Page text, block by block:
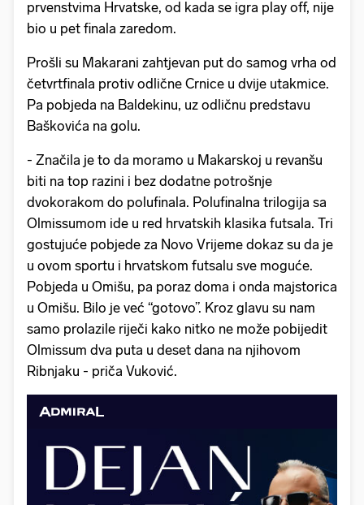
prvenstvima Hrvatske, od kada se igra play off, nije
bio u pet finala zaredom.
Prošli su Makarani zahtjevan put do samog vrha od
četvrtfinala protiv odlične Crnice u dvije utakmice.
Pa pobjeda na Baldekinu, uz odličnu predstavu
Baškovića na golu.
- Značila je to da moramo u Makarskoj u revanšu
biti na top razini i bez dodatne potrošnje
dvokorakom do polufinala. Polufinalna trilogija sa
Olmissumom ide u red hrvatskih klasika futsala. Tri
gostujuće pobjede za Novo Vrijeme dokaz su da je
u ovom sportu i hrvatskom futsalu sve moguće.
Pobjeda u Omišu, pa poraz doma i onda majstorica
u Omišu. Bilo je već “gotovo”. Kroz glavu su nam
samo prolazile riječi kako nitko ne može pobijedit
Olmissum dva puta u deset dana na njihovom
Ribnjaku - priča Vuković.